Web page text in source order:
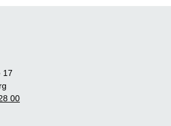
17
00